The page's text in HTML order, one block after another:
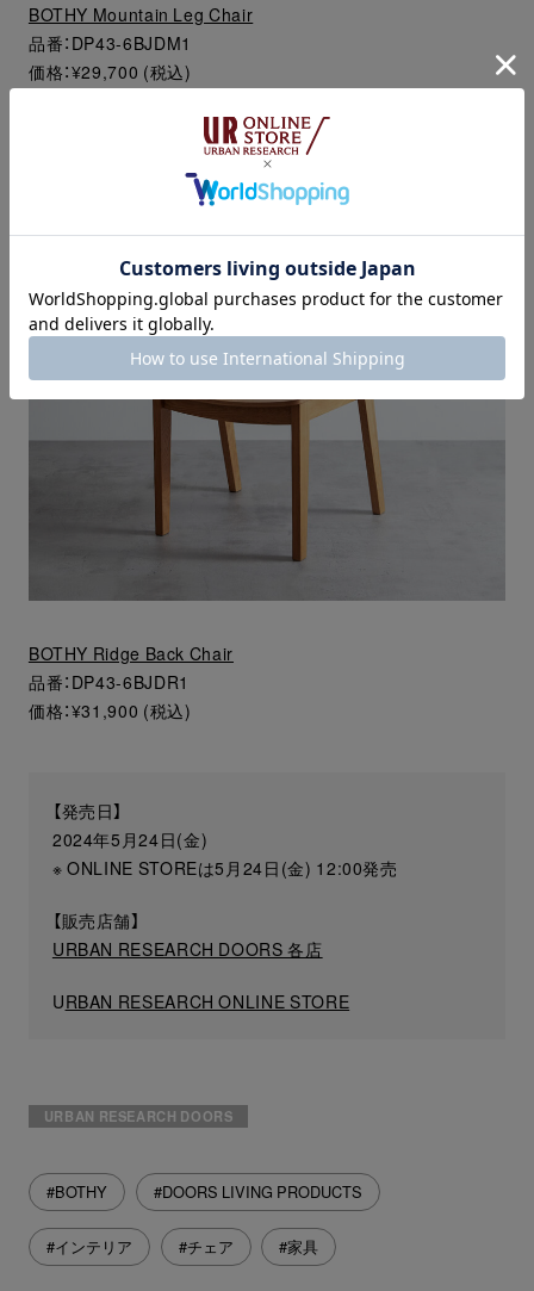
BOTHY Mountain Leg Chair
品番：DP43-6BJDM1
価格：¥29,700 (税込)
BOTHY Ridge Back Chair
品番：DP43-6BJDR1
価格：¥31,900 (税込)
【発売日】
2024年5月24日(金)
※ ONLINE STOREは5月24日(金) 12:00発売
【販売店舗】
URBAN RESEARCH DOORS 各店
URBAN RESEARCH ONLINE STORE
URBAN RESEARCH DOORS
#BOTHY #DOORS LIVING PRODUCTS
#インテリア #チェア #家具